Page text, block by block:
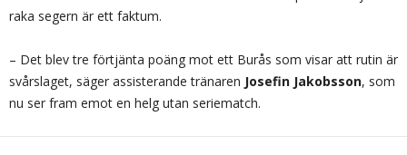
raka segern är ett faktum.
– Det blev tre förtjänta poäng mot ett Burås som visar att rutin är
svårslaget, säger assisterande tränaren Josefin Jakobsson, som
nu ser fram emot en helg utan seriematch.